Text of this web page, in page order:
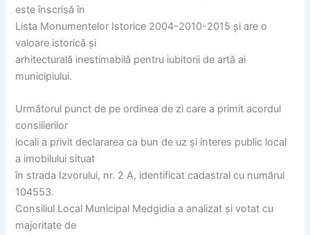
este înscrisă în
Lista Monumentelor Istorice 2004-2010-2015 și are o
valoare istorică și
arhitecturală inestimabilă pentru iubitorii de artă ai
municipiului.
Următorul punct de pe ordinea de zi care a primit acordul
consilierilor
locali a privit declararea ca bun de uz și interes public local
a imobilului situat
în strada Izvorului, nr. 2 A, identificat cadastral cu numărul
104553.
Consiliul Local Municipal Medgidia a analizat și votat cu
majoritate de